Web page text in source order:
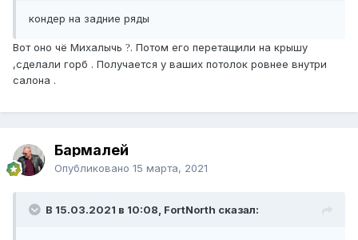
кондер на задние ряды
Вот оно чё Михалычь ?. Потом его перетащили на крышу
,сделали горб . Получается у ваших потолок ровнее внутри
салона .
Бармалей
Опубликовано 15 марта, 2021
В 15.03.2021 в 10:08, FоrtNorth сказал: